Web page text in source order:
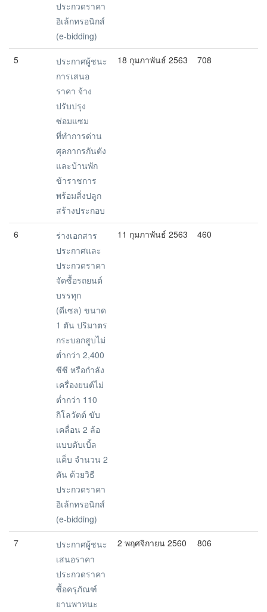
ประกวดราคา
อิเล้กทรอนิกส์
(e-bidding)
5
ประกาศผู้ชนะ
การเสนอ
ราคา จ้าง
ปรับปรุง
ซ่อมแซม
ที่ทำการด่าน
ศุลกากรกันตัง
และบ้านพัก
ข้าราชการ
พร้อมสิ่งปลูก
สร้างประกอบ
18 กุมภาพันธ์ 2563 708
6
ร่างเอกสาร
ประกาศและ
ประกวดราคา
จัดซื้อรถยนต์
บรรทุก
(ดีเซล) ขนาด
1 ตัน ปริมาตร
กระบอกสูบไม่
ต่ำกว่า 2,400
ซีซี หรือกำลัง
เครื่องยนต์ไม่
ต่ำกว่า 110
กิโลวัตต์ ขับ
เคลื่อน 2 ล้อ
แบบดับเบิ้ล
แค็บ จำนวน 2
คัน ด้วยวิธี
ประกวดราคา
อิเล้กทรอนิกส์
(e-bidding)
11 กุมภาพันธ์ 2563 460
7
ประกาศผู้ชนะ
เสนอราคา
ประกวดราคา
ซื้อครุภัณฑ์
ยานพาหนะ
2 พฤศจิกายน 2560 806